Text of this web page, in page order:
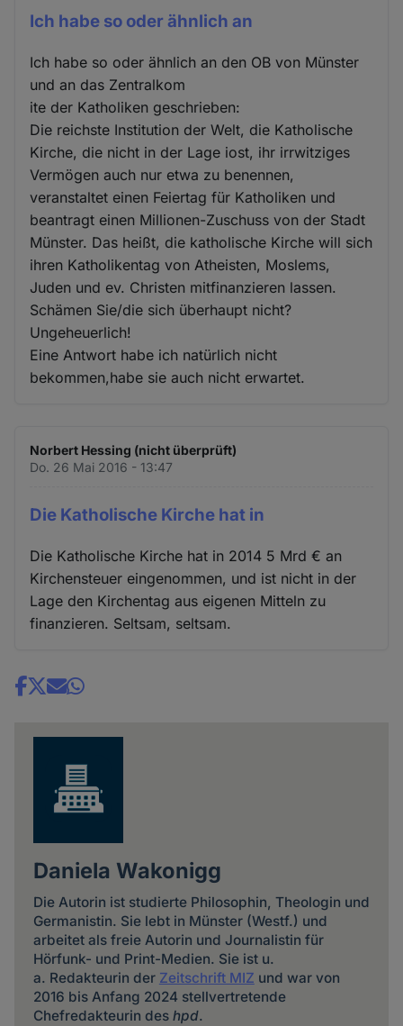
Ich habe so oder ähnlich an
Ich habe so oder ähnlich an den OB von Münster
und an das Zentralkom
ite der Katholiken geschrieben:
Die reichste Institution der Welt, die Katholische
Kirche, die nicht in der Lage iost, ihr irrwitziges
Vermögen auch nur etwa zu benennen,
veranstaltet einen Feiertag für Katholiken und
beantragt einen Millionen-Zuschuss von der Stadt
Münster. Das heißt, die katholische Kirche will sich
ihren Katholikentag von Atheisten, Moslems,
Juden und ev. Christen mitfinanzieren lassen.
Schämen Sie/die sich überhaupt nicht?
Ungeheuerlich!
Eine Antwort habe ich natürlich nicht
bekommen,habe sie auch nicht erwartet.
Norbert Hessing (nicht überprüft)
Do. 26 Mai 2016 - 13:47
Die Katholische Kirche hat in
Die Katholische Kirche hat in 2014 5 Mrd € an
Kirchensteuer eingenommen, und ist nicht in der
Lage den Kirchentag aus eigenen Mitteln zu
finanzieren. Seltsam, seltsam.
Share
Daniela Wakonigg
Die Autorin ist studierte Philosophin, Theologin und
Germanistin. Sie lebt in Münster (Westf.) und
arbeitet als freie Autorin und Journalistin für
Hörfunk- und Print-Medien. Sie ist u.
a. Redakteurin der Zeitschrift MIZ und war von
2016 bis Anfang 2024 stellvertretende
Chefredakteurin des hpd.